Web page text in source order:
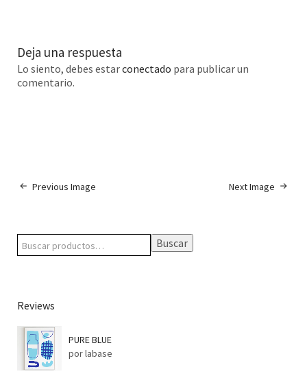
Deja una respuesta
Lo siento, debes estarconectado para publicar un
comentario.
Next Image
Previous Image
Buscar
Reviews
PURE BLUE
por labase